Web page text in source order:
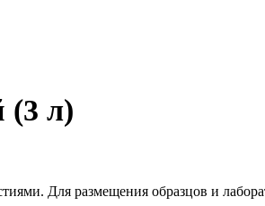
(3 л)
Для размещения образцов и